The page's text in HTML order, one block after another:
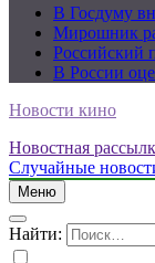
В Госдуму
Мирошник
Российский
В России
Новости кино
Новостная
Случайные
Меню
Найти: